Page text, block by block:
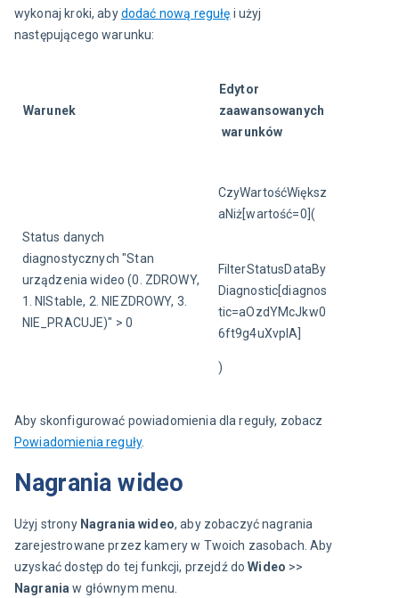
wykonaj kroki, aby dodać nową regułę i użyj
następującego warunku:
Warunek
Edytor
zaawansowanych
warunków
Status danych
diagnostycznych "Stan
urządzenia wideo (0. ZDROWY,
1. NIStable, 2. NIEZDROWY, 3.
NIE_PRACUJE)" > 0
CzyWartośćWiększ
aNiż[wartość=0](
FilterStatusDataBy
Diagnostic[diagnos
tic=aOzdYMcJkw0
6ft9g4uXvpIA]
)
Aby skonfigurować powiadomienia dla reguły, zobacz
Powiadomienia reguły.
Nagrania wideo
Użyj strony Nagrania wideo, aby zobaczyć nagrania
zarejestrowane przez kamery w Twoich zasobach. Aby
uzyskać dostęp do tej funkcji, przejdź do Wideo >>
Nagrania w głównym menu.